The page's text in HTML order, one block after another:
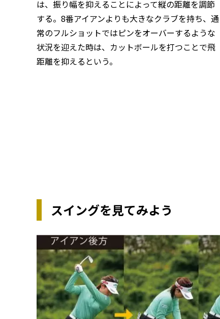
は、振り幅を抑えることによって縦の距離を調節
する。8番アイアンよりも大きなクラブを持ち、通
常のフルショットではピンをオーバーするような
状況を迎えた時は、カットボールを打つことで飛
距離を抑えるという。
スイングを見てみよう